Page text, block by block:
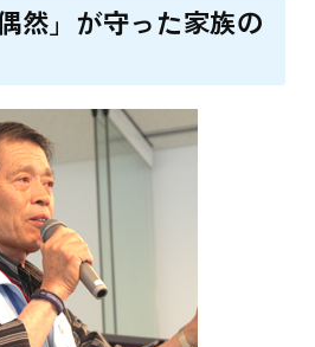
然」が守った家族の